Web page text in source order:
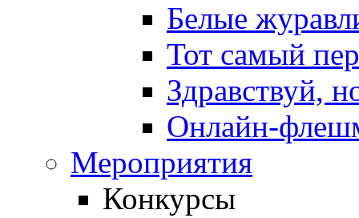
Белые
Тот самый
Здравствуй,
Онлайн-
Мероприятия
Конкурсы